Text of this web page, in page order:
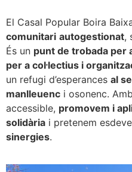
El Casal Popular Boira
comunitari autogestionat,
És un punt de trobada per
per a col·lectius i
un refugi d’esperances al
manlleuenc i osonenc.
accessible, promovem i
solidària i pretenem
sinergies.